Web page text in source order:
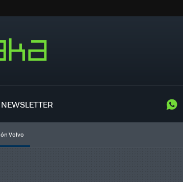
NEWSLETTER
Volvo